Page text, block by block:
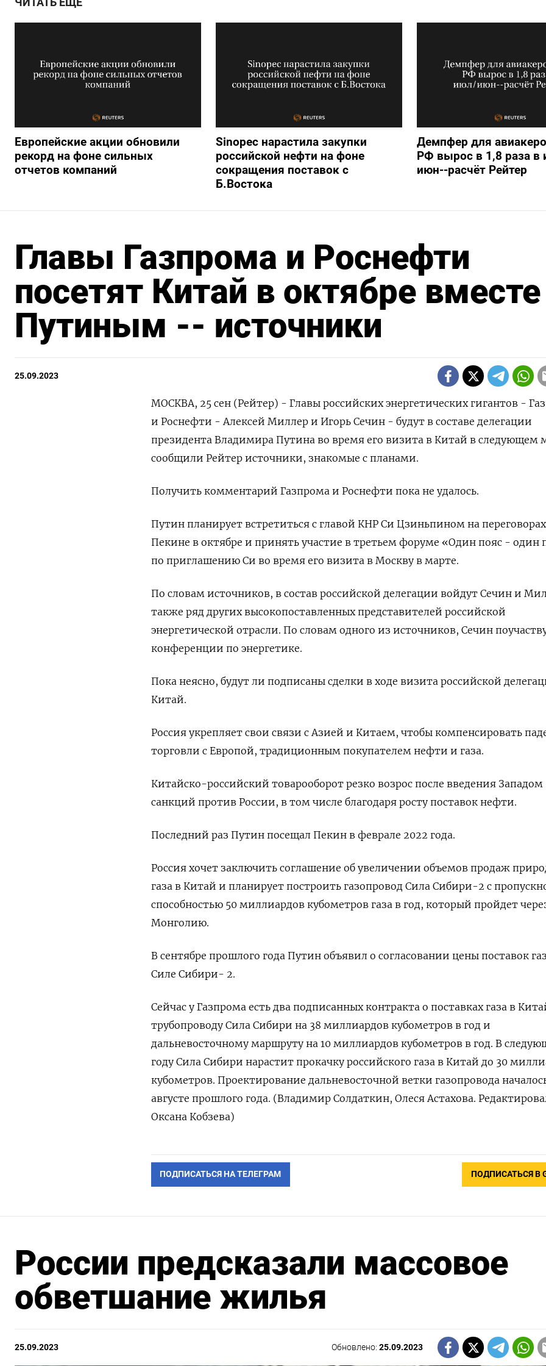
ЧИТАТЬ ЕЩЕ
Европейские акции обновили
рекорд на фоне сильных
отчетов компаний
Sinopec нарастила закупки
российской нефти на фоне
сокращения поставок с
Б.Востока
Демпфер для
РФ вырос в 1,8 раза в
июн--расчёт Рейтер
Главы Газпрома и Роснефти
посетят Китай в октябре
Путиным -- источники
25.09.2023
МОСКВА, 25 сен (Рейтер) - Главы российских энергетических гигантов -
и Роснефти - Алексей Миллер и Игорь Сечин - будут в составе делегации
президента Владимира Путина во время его визита в Китай в следующем
сообщили Рейтер источники, знакомые с планами.
Получить комментарий Газпрома и Роснефти пока не удалось.
Путин планирует встретиться с главой КНР Си Цзиньпином на
Пекине в октябре и принять участие в третьем форуме «Один пояс - один
по приглашению Си во время его визита в Москву в марте.
По словам источников, в состав российской делегации войдут Сечин и
также ряд других высокопоставленных представителей российской
энергетической отрасли. По словам одного из источников, Сечин
конференции по энергетике.
Пока неясно, будут ли подписаны сделки в ходе визита российской
Китай.
Россия укрепляет свои связи с Азией и Китаем, чтобы компенсировать
торговли с Европой, традиционным покупателем нефти и газа.
Китайско-российский товарооборот резко возрос после введения Западом
санкций против России, в том числе благодаря росту поставок нефти.
Последний раз Путин посещал Пекин в феврале 2022 года.
Россия хочет заключить соглашение об увеличении объемов продаж
газа в Китай и планирует построить газопровод Сила Сибири-2 c
способностью 50 миллиардов кубометров газа в год, который пройдет
Монголию.
В сентябре прошлого года Путин объявил о согласовании цены поставок
Силе Сибири- 2.
Сейчас у Газпрома есть два подписанных контракта о поставках газа в
трубопроводу Сила Сибири на 38 миллиардов кубометров в год и
дальневосточному маршруту на 10 миллиардов кубометров в год. В
году Сила Сибири нарастит прокачку российского газа в Китай до 30
кубометров. Проектирование дальневосточной ветки газопровода
августе прошлого года. (Владимир Солдаткин, Олеся Астахова.
Оксана Кобзева)
ПОДПИСАТЬСЯ НА ТЕЛЕГРАМ ПОДПИСАТЬСЯ В
России предсказали массовое
обветшание жилья
25.09.2023 Обновлено:25.09.2023